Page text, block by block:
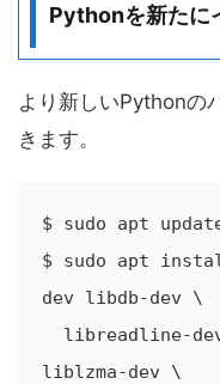
Pythonを新たに
より新しいPythonの
きます。
$ sudo apt
$ sudo apt
dev libdb-dev \
liblzma-dev \